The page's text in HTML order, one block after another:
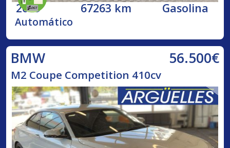
2019 67263 km Gasolina
Automático
BMW 56.500€
M2 Coupe Competition 410cv